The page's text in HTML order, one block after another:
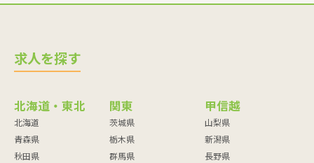
求人を探す
北海道・東北
北海道
青森県
秋田県
関東
茨城県
栃木県
群馬県
甲信越
山梨県
新潟県
長野県